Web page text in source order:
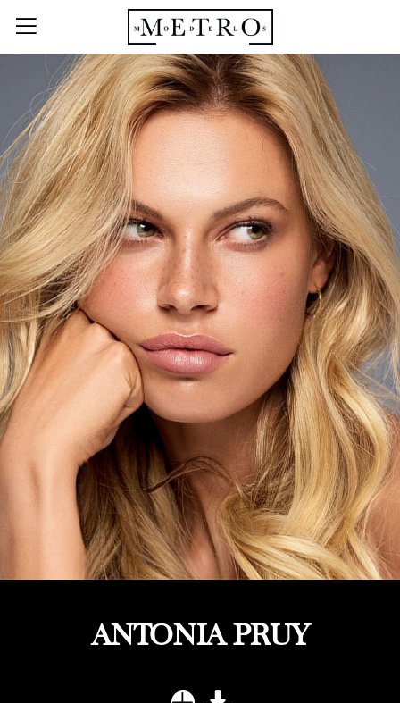
ANTONIA PRUY